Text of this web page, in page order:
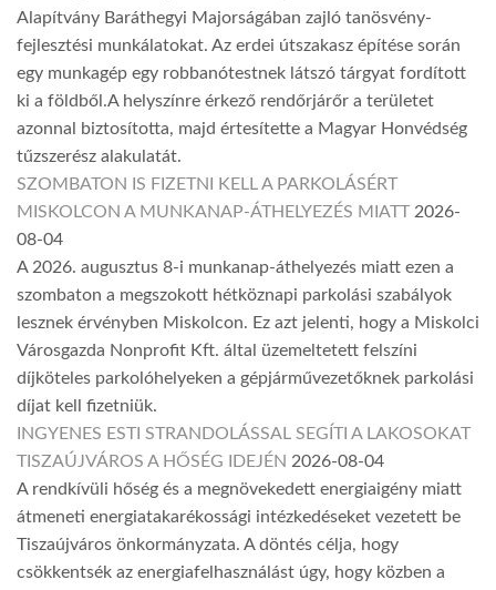
Alapítvány Baráthegyi Majorságában zajló tanösvény-
fejlesztési munkálatokat. Az erdei útszakasz építése során
egy munkagép egy robbanótestnek látszó tárgyat fordított
ki a földből.A helyszínre érkező rendőrjárőr a területet
azonnal biztosította, majd értesítette a Magyar Honvédség
tűzszerész alakulatát.
SZOMBATON IS FIZETNI KELL A PARKOLÁSÉRT
MISKOLCON A MUNKANAP-ÁTHELYEZÉS MIATT 2026-
08-04
A 2026. augusztus 8-i munkanap-áthelyezés miatt ezen a
szombaton a megszokott hétköznapi parkolási szabályok
lesznek érvényben Miskolcon. Ez azt jelenti, hogy a Miskolci
Városgazda Nonprofit Kft. által üzemeltetett felszíni
díjköteles parkolóhelyeken a gépjárművezetőknek parkolási
díjat kell fizetniük.
INGYENES ESTI STRANDOLÁSSAL SEGÍTI A LAKOSOKAT
TISZAÚJVÁROS A HŐSÉG IDEJÉN 2026-08-04
A rendkívüli hőség és a megnövekedett energiaigény miatt
átmeneti energiatakarékossági intézkedéseket vezetett be
Tiszaújváros önkormányzata. A döntés célja, hogy
csökkentsék az energiafelhasználást úgy, hogy közben a